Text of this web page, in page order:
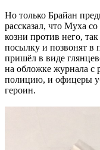
Но только Брайан
рассказал, что Муха
козни против него,
посылку и позвонят в
пришёл в виде
на обложке журнала с
полицию, и офицеры
героин.